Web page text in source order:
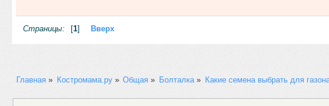
Страницы: [1] Вверх
Главная » Костромама.ру» Общая » Болталка» Какие семена выбрать для